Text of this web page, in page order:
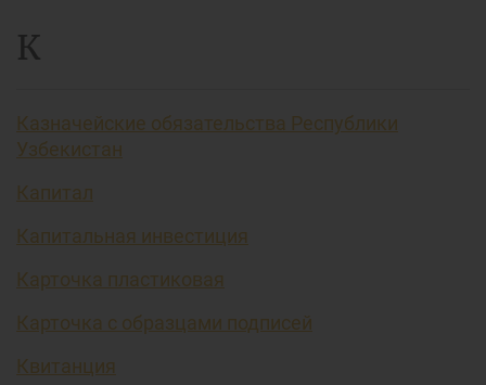
К
Казначейские обязательства Республики
Узбекистан
Капитал
Капитальная инвестиция
Карточка пластиковая
Карточка с образцами подписей
Квитанция